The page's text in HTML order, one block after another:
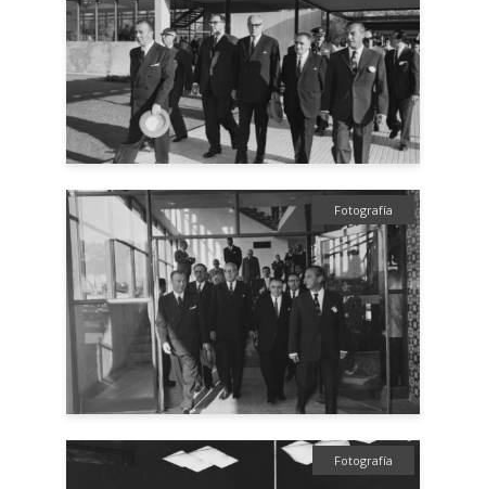
Fotografía
Fotografía